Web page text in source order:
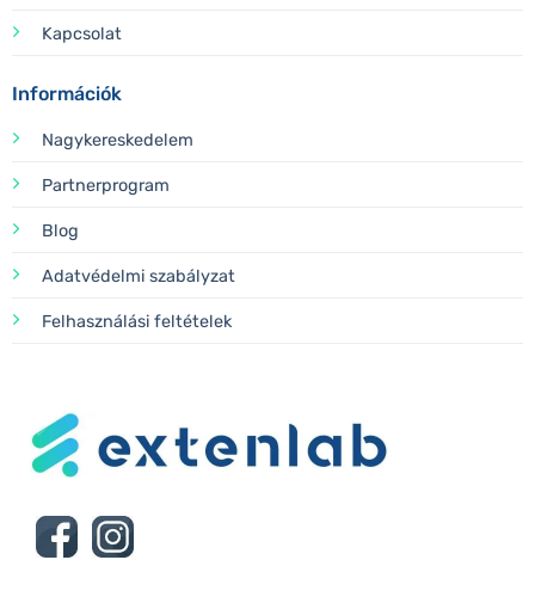
Kapcsolat
Információk
Nagykereskedelem
Partnerprogram
Blog
Adatvédelmi szabályzat
Felhasználási feltételek